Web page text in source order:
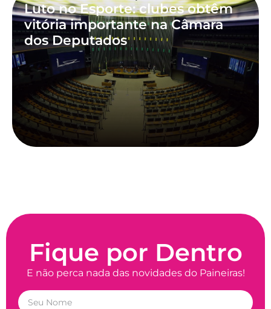
Luto no Esporte: clubes obtêm
vitória importante na Câmara
dos Deputados
Fique por Dentro
E não perca nada das novidades do Paineiras!